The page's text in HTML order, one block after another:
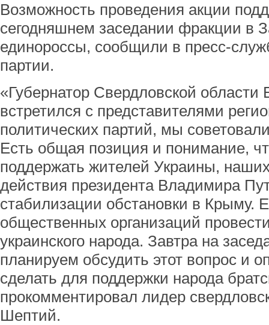
Возможность проведения акции
сегодняшнем заседании фракции в
единороссы, сообщили в пресс-
партии.
«Губернатор Свердловской области
встретился с представителями
политических партий, мы
Есть общая позиция и понимание,
поддержать жителей Украины,
действия президента Владимира
стабилизации обстановки в Крыму.
общественных организаций
украинского народа. Завтра на
планируем обсудить этот вопрос и
сделать для поддержки народа
прокомментировал лидер
Шептий.